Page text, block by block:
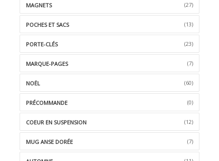
MAGNETS (27)
POCHES ET SACS (13)
PORTE-CLÉS (23)
MARQUE-PAGES (7)
NOËL (60)
PRÉCOMMANDE (0)
COEUR EN SUSPENSION (12)
MUG ANSE DORÉE (7)